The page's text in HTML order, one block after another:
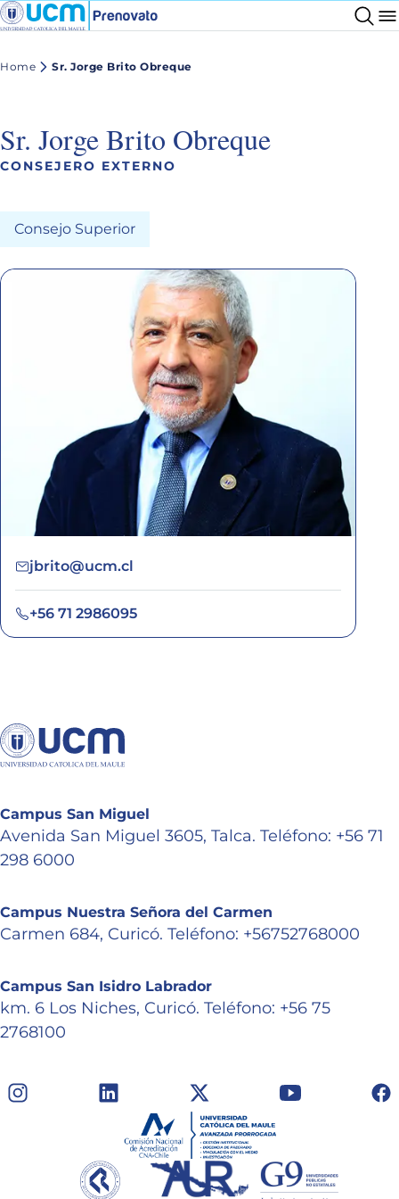
Home Sr. Jorge Brito Obreque
Sr. Jorge Brito Obreque
CONSEJERO EXTERNO
Consejo Superior
jbrito@ucm.cl
+56 71 2986095
Campus San Miguel
Avenida San Miguel 3605, Talca. Teléfono: +56 71
298 6000
Campus Nuestra Señora del Carmen
Carmen 684, Curicó. Teléfono: +56752768000
Campus San Isidro Labrador
km. 6 Los Niches, Curicó. Teléfono: +56 75
2768100